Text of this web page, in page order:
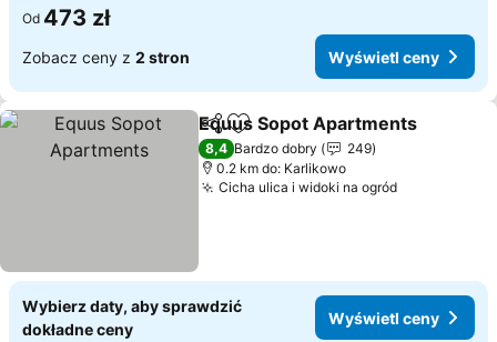
Od 473 zł
Zobacz ceny z 2 stron Wyświetl ceny
Udostępnij
Dodaj do ulubionych
Equus Sopot Apartments
8,4 Bardzo dobry
249
0.2 km do: Karlikowo
Cicha ulica i widoki na ogród
Wybierz daty, aby sprawdzić
dokładne ceny
Wyświetl ceny